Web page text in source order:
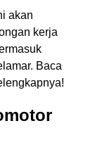
akan
kerja
Baca